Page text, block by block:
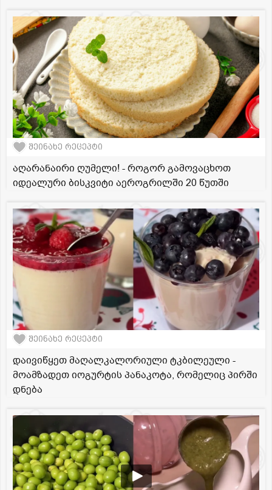
შეინახე რეცეპტი
აღარანაირი ღუმელი! - როგორ გამოვაცხოთ
იდეალური ბისკვიტი აეროგრილში 20 წუთში
შეინახე რეცეპტი
დაივიწყეთ მაღალკალორიული ტკბილეული -
მოამზადეთ იოგურტის პანაკოტა, რომელიც პირში
დნება